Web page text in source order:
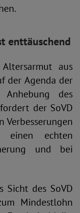
enttäuschend
aus
der Agenda der
Anhebung des
der SoVD
Verbesserungen
einen echten
und bei
Sicht des SoVD
Mindestlohn